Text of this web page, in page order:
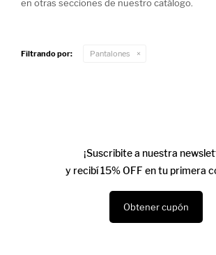
en otras secciones de nuestro catálogo.
Filtrando por: Pantalones
¡Suscribite a nuestra
y recibí 15% OFF en tu primera
Obtener cupón